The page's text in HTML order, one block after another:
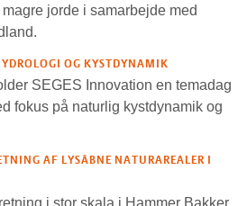
jorde i samarbejde med
OG KYSTDYNAMIK
SEGES Innovation en temadag
fokus på naturlig kystdynamik og
AF LYSÅBNE NATURAREALER I
i stor skala i Hammer Bakker.